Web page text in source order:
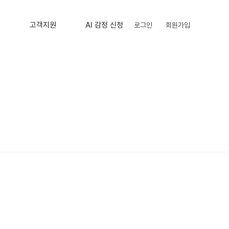
고객지원 AI 감정 신청 회원가입
로그인